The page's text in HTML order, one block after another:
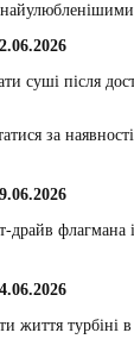
суші після
за
драйв флагмана
життя турбіні